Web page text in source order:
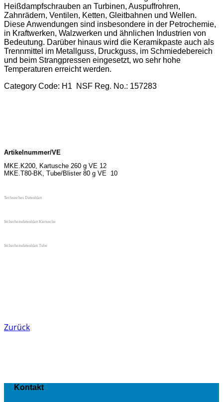
Heißdampfschrauben an Turbinen, Auspuffrohren,
Zahnrädern, Ventilen, Ketten, Gleitbahnen und Wellen.
Diese Anwendungen sind insbesondere in der Petrochemie,
in Kraftwerken, Walzwerken und ähnlichen Industrien von
Bedeutung. Darüber hinaus wird die Keramikpaste auch als
Trennmittel im Metallguss, Druckguss, im Schmiedebereich
und beim Strangpressen eingesetzt, wo sehr hohe
Temperaturen erreicht werden.
Category Code: H1 NSF Reg. No.: 157283
Artikelnummer/VE
MKE.K200, Kartusche 260 g VE 12
MKE.T80-BK, Tube/Blister 80 g VE 10
Technisches Datenblatt
Sicherheitsdatenblatt Kartusche
Sicherheitsdatenblatt Tube
Zurück
Kontakt